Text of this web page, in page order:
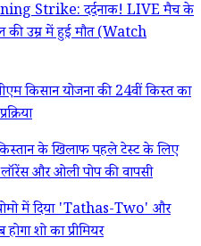
Strike: दर्दनाक! LIVE मैच के
की उम्र में हुई मौत (Watch
योजना की 24वीं किस्त का
के खिलाफ पहले टेस्ट के लिए
और ओली पोप की वापसी
में दिया 'Tathas-Two' और
शो का प्रीमियर